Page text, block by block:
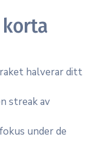
halverar ditt
streak av
under de